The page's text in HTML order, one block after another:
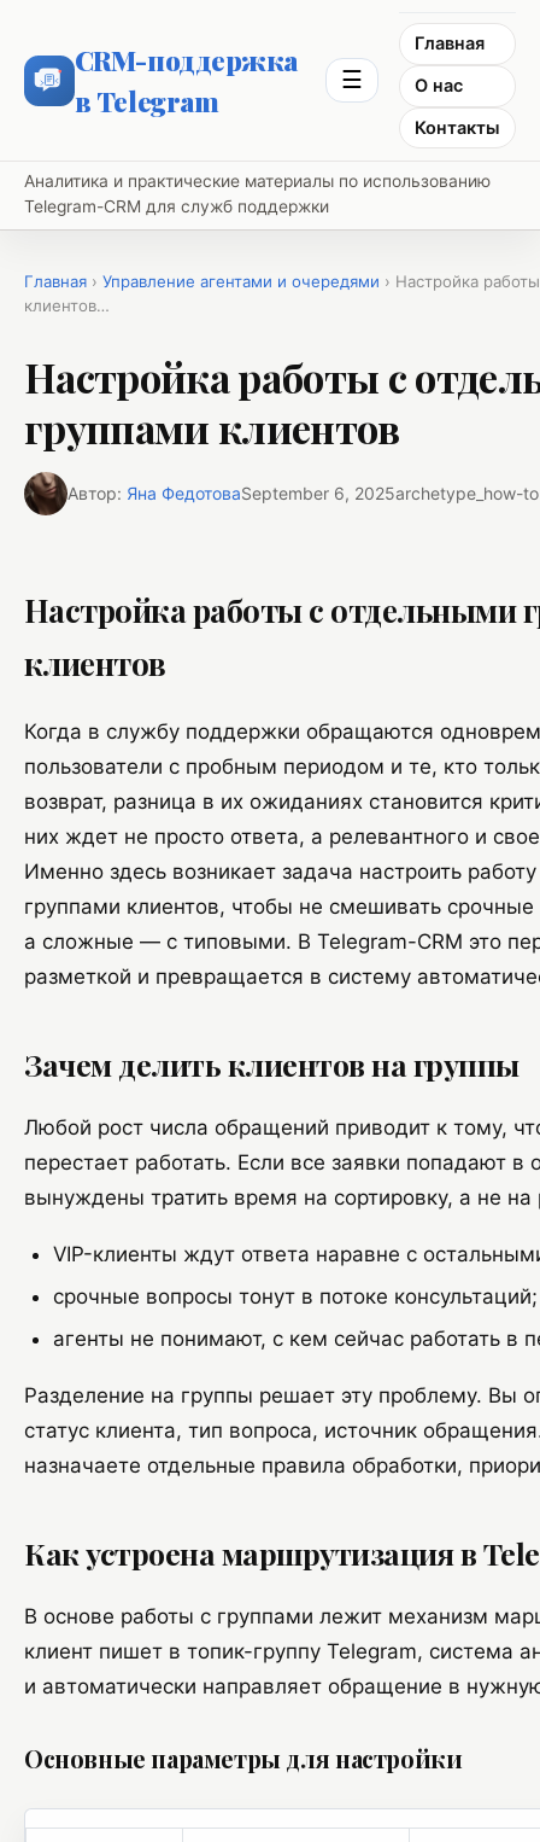
CRM-поддержка
в Telegram
☰
Главная
О нас
Контакты
Аналитика и практические материалы по использованию
Telegram-CRM для служб поддержки
Главная › Управление агентами и очередями › Настройка
клиентов…
Настройка работы с
группами клиентов
Автор: Яна ФедотоваSeptember 6, 2025archetype_how-to
Настройка работы с отдельными
клиентов
Когда в службу поддержки обращаются
пользователи с пробным периодом и те, кто
возврат, разница в их ожиданиях становится
них ждет не просто ответа, а релевантного и
Именно здесь возникает задача настроить
группами клиентов, чтобы не смешивать
а сложные — с типовыми. В Telegram-CRM это
разметкой и превращается в систему
Зачем делить клиентов на группы
Любой рост числа обращений приводит к тому,
перестает работать. Если все заявки попадают в
вынуждены тратить время на сортировку, а не на
VIP-клиенты ждут ответа наравне с
срочные вопросы тонут в потоке консультаций;
агенты не понимают, с кем сейчас работать в
Разделение на группы решает эту проблему. Вы
статус клиента, тип вопроса, источник
назначаете отдельные правила обработки,
Как устроена маршрутизация в
В основе работы с группами лежит механизм
клиент пишет в топик-группу Telegram, система
и автоматически направляет обращение в
Основные параметры для настройки